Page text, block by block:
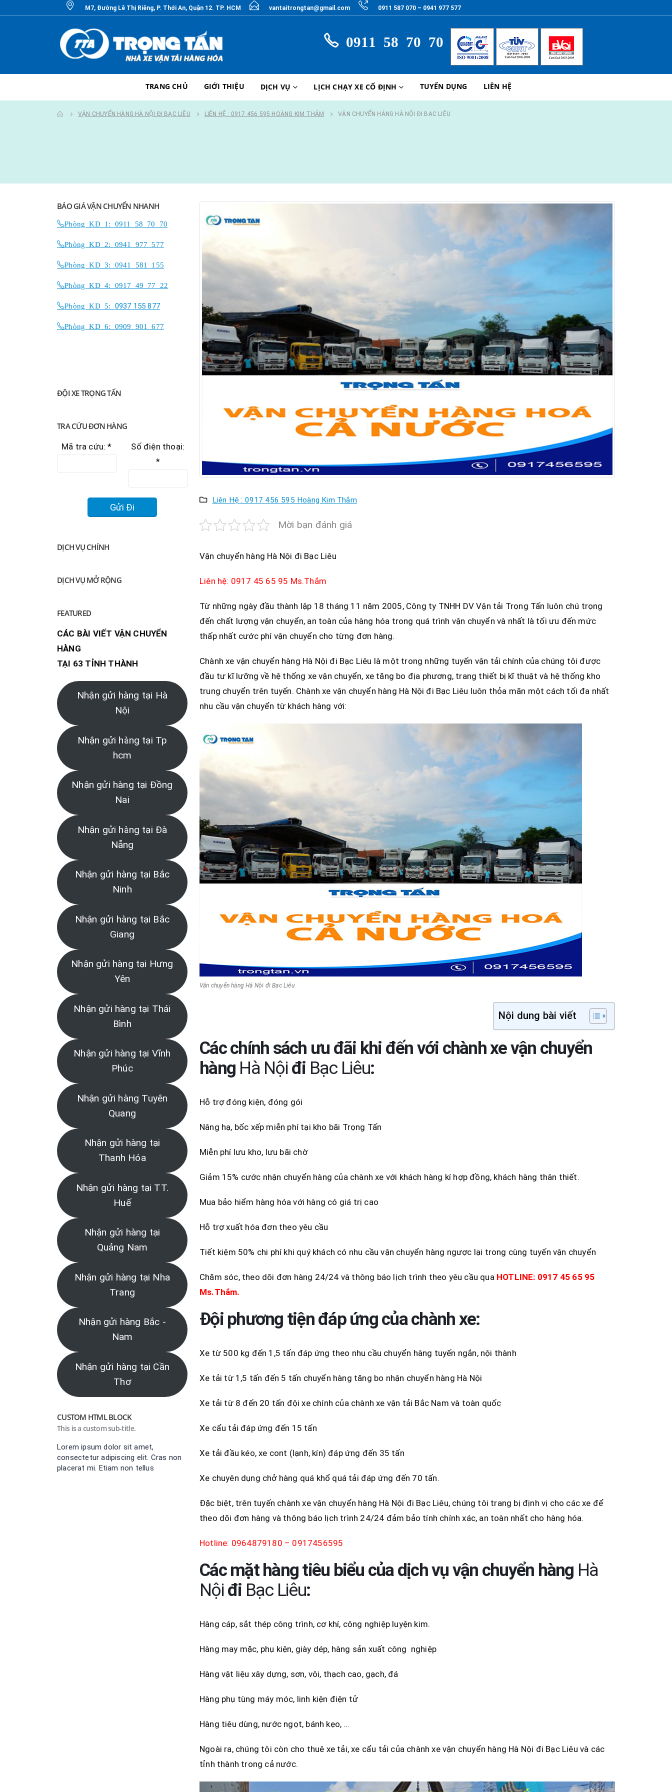
M7, Đường Lê Thị Riêng, P. Thới An, Quận 12. TP. HCM vantaitrongtan@gmail.com 0911 587 070 – 0941 977 577
0911 58 70 70
TRANG CHỦ GIỚI THIỆU DỊCH VỤ LỊCH CHẠY XE CỐ ĐỊNH TUYỂN DỤNG LIÊN HỆ
VẬN CHUYỂN HÀNG HÀ NỘI ĐI BẠC LIÊU LIÊN HỆ : 0917 456 595 HOÀNG KIM THẮM VẬN CHUYỂN HÀNG HÀ NỘI ĐI BẠC LIÊU
Liên Hệ : 0917 456 595 Hoàng Kim Thắm
Mời bạn đánh giá
Vận chuyển hàng Hà Nội đi Bạc Liêu
Liên hệ: 0917 45 65 95 Ms.Thắm
Từ những ngày đầu thành lập 18 tháng 11 năm 2005, Công ty TNHH DV Vận tải Trọng Tấn luôn chú trọng
đến chất lượng vận chuyển, an toàn của hàng hóa trong quá trình vận chuyển và nhất là tối ưu đến mức
thấp nhất cước phí vận chuyển cho từng đơn hàng.
Chành xe vận chuyển hàng Hà Nội đi Bạc Liêu là một trong những tuyến vận tải chính của chúng tôi được
đầu tư kĩ lưỡng về hệ thống xe vận chuyển, xe tăng bo địa phương, trang thiết bị kĩ thuật và hệ thống kho
trung chuyển trên tuyến. Chành xe vận chuyển hàng Hà Nội đi Bạc Liêu luôn thỏa mãn một cách tối đa nhất
nhu cầu vận chuyển từ khách hàng với:
Vận chuyển hàng Hà Nội đi Bạc Liêu
Nội dung bài viết
Các chính sách ưu đãi khi đến với chành xe vận chuyển
hàng Hà Nộiđi Bạc Liêu:
Hỗ trợ đóng kiện, đóng gói
Nâng hạ, bốc xếp miễn phí tại kho bãi Trọng Tấn
Miễn phí lưu kho, lưu bãi chờ
Giảm 15% cước nhận chuyển hàng của chành xe với khách hàng kí hợp đồng, khách hàng thân thiết.
Mua bảo hiểm hàng hóa với hàng có giá trị cao
Hỗ trợ xuất hóa đơn theo yêu cầu
Tiết kiệm 50% chi phí khi quý khách có nhu cầu vận chuyển hàng ngược lại trong cùng tuyến vận chuyển
Chăm sóc, theo dõi đơn hàng 24/24 và thông báo lịch trình theo yêu cầu qua HOTLINE: 0917 45 65 95
Ms.Thắm.
Đội phương tiện đáp ứng của chành xe:
Xe từ 500 kg đến 1,5 tấn đáp ứng theo nhu cầu chuyển hàng tuyến ngắn, nội thành
Xe tải từ 1,5 tấn đến 5 tấn chuyển hàng tăng bo nhận chuyển hàng Hà Nội
Xe tải từ 8 đến 20 tấn đội xe chính của chành xe vận tải Bắc Nam và toàn quốc
Xe cẩu tải đáp ứng đến 15 tấn
Xe tải đầu kéo, xe cont (lạnh, kín) đáp ứng đến 35 tấn
Xe chuyên dụng chở hàng quá khổ quá tải đáp ứng đến 70 tấn.
Đặc biệt, trên tuyến chành xe vận chuyển hàng Hà Nội đi Bạc Liêu, chúng tôi trang bị định vị cho các xe để
theo dõi đơn hàng và thông báo lịch trình 24/24 đảm bảo tính chính xác, an toàn nhất cho hàng hóa.
Hotline: 0964879180 – 0917456595
Các mặt hàng tiêu biểu của dịch vụ vận chuyển hàng Hà
Nộiđi Bạc Liêu:
Hàng cáp, sắt thép công trình, cơ khí, công nghiệp luyện kim.
Hàng may mặc, phụ kiện, giày dép, hàng sản xuất công nghiệp
Hàng vật liệu xây dựng, sơn, vôi, thạch cao, gạch, đá
Hàng phụ tùng máy móc, linh kiện điện tử
Hàng tiêu dùng, nước ngọt, bánh kẹo, …
Ngoài ra, chúng tôi còn cho thuê xe tải, xe cẩu tải của chành xe vận chuyển hàng Hà Nội đi Bạc Liêu và các
tỉnh thành trong cả nước.
BÁO GIÁ VẬN CHUYỂN NHANH
Phòng KD 1: 0911 58 70 70
Phòng KD 2: 0941 977 577
Phòng KD 3: 0941 581 155
Phòng KD 4: 0917 49 77 22
Phòng KD 5: 0937 155 877
Phòng KD 6: 0909 901 677
ĐỘI XE TRỌNG TẤN
TRA CỨU ĐƠN HÀNG
Mã tra cứu: *
Số điện thoại:
*
DỊCH VỤ CHÍNH
DỊCH VỤ MỞ RỘNG
FEATURED
CÁC BÀI VIẾT VẬN CHUYỂN
HÀNG
TẠI 63 TỈNH THÀNH
Nhận gửi hàng tại Hà
Nội
Nhận gửi hàng tại Tp
hcm
Nhận gửi hàng tại Đồng
Nai
Nhận gửi hàng tại Đà
Nẵng
Nhận gửi hàng tại Bắc
Ninh
Nhận gửi hàng tại Bắc
Giang
Nhận gửi hàng tại Hưng
Yên
Nhận gửi hàng tại Thái
Bình
Nhận gửi hàng tại Vĩnh
Phúc
Nhận gửi hàng Tuyên
Quang
Nhận gửi hàng tại
Thanh Hóa
Nhận gửi hàng tại TT.
Huế
Nhận gửi hàng tại
Quảng Nam
Nhận gửi hàng tại Nha
Trang
Nhận gửi hàng Bắc -
Nam
Nhận gửi hàng tại Cần
Thơ
CUSTOM HTML BLOCK
This is a custom sub-title.
Lorem ipsum dolor sit amet,
consectetur adipiscing elit. Cras non
placerat mi. Etiam non tellus